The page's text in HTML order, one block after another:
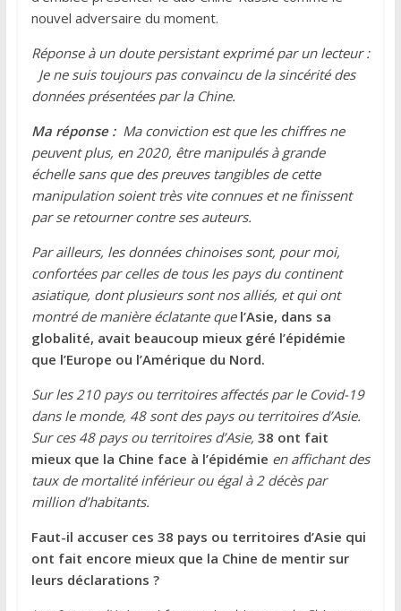
nouvel adversaire du moment.
Réponse à un doute persistant exprimé par un lecteur :
Je ne suis toujours pas convaincu de la sincérité des
données présentées par la Chine.
Ma réponse : Ma conviction est que les chiffres ne
peuvent plus, en 2020, être manipulés à grande
échelle sans que des preuves tangibles de cette
manipulation soient très vite connues et ne finissent
par se retourner contre ses auteurs.
Par ailleurs, les données chinoises sont, pour moi,
confortées par celles de tous les pays du continent
asiatique, dont plusieurs sont nos alliés, et qui ont
montré de manière éclatante quel’Asie, dans sa
globalité, avait beaucoup mieux géré l’épidémie
que l’Europe ou l’Amérique du Nord.
Sur les 210 pays ou territoires affectés par le Covid-19
dans le monde, 48 sont des pays ou territoires d’Asie.
Sur ces 48 pays ou territoires d’Asie, 38 ont fait
mieux que la Chine face à l’épidémie en affichant des
taux de mortalité inférieur ou égal à 2 décès par
million d’habitants.
Faut-il accuser ces 38 pays ou territoires d’Asie qui
ont fait encore mieux que la Chine de mentir sur
leurs déclarations ?